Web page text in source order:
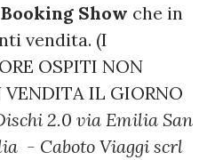
Booking Show che in
vendita. (I
OSPITI NON
VENDITA IL GIORNO
2.0 via Emilia San
- Caboto Viaggi scrl